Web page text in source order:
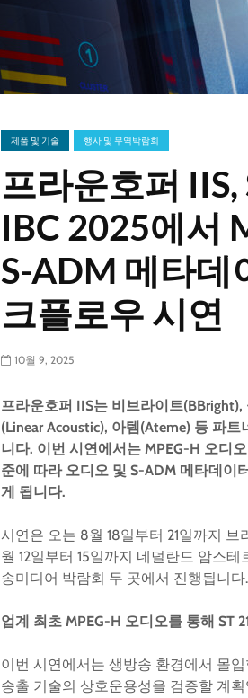
제품 및 기술 행사 및 무역박람회
프라운호퍼
IBC 2025에서
S-ADM 메타데
크플로우 시연
10월 9, 2025
프라운호퍼 IIS는 비브라이트(BBright),
(Linear Acoustic), 아템(Ateme) 등 파트
니다. 이번 시연에서는 MPEG-H 오디
준에 따라 오디오 및 S-ADM 메타데이
게 됩니다.
시연은 오는 8월 18일부터 21일까지
월 12일부터 15일까지 네덜란드 암스테
송미디어 박람회 두 곳에서 진행됩니다.
업계 최초 MPEG-H 오디오를 통해 ST
이번 시연에서는 생방송 환경에서 몰
송출 기술의 상호운용성을 검증할 계획